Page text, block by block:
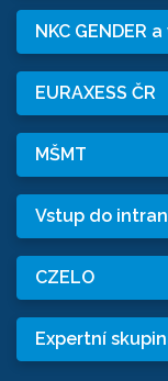
NKC GENDER
EURAXESS ČR
MŠMT
Vstup do
CZELO
Expertní